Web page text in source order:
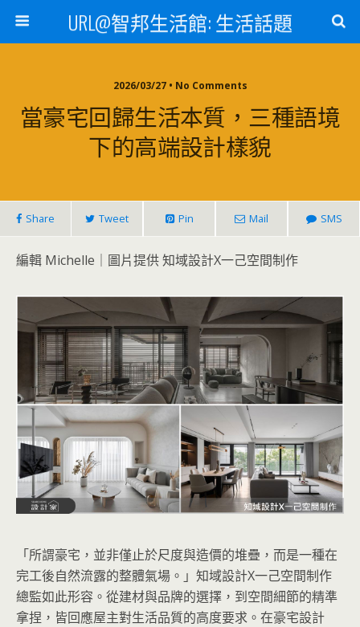
URL@智邦生活館: 生活話題
2026/03/27 • No Comments
當豪宅回歸生活本質，三種語境
下的高端設計樣貌
Share Tweet Pin Mail SMS
編輯 Michelle｜圖片提供 知域設計X一己空間制作
「所謂豪宅，並非僅止於尺度與造價的堆疊，而是一種在
完工後自然流露的整體氣場。」知域設計X一己空間制作
總監如此形容。從建材與品牌的選擇，到空間細節的精準
拿捏，皆回應屋主對生活品質的高度要求。在豪宅設計